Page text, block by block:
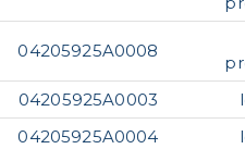
04205925A0008
04205925A0003
04205925A0004